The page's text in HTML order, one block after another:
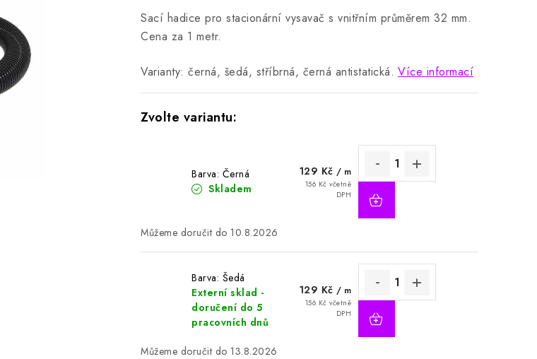
Sací hadice pro stacionární vysavač s vnitřním průměrem 32 mm.
Cena za 1 metr.
Varianty: černá, šedá, stříbrná, černá antistatická. Více informací
Barva: Černá
Skladem
129 Kč / m
156 Kč včetně
DPH
10.8.2026
Barva: Šedá
Externí sklad -
doručení do 5
pracovních dnů
129 Kč / m
156 Kč včetně
DPH
13.8.2026